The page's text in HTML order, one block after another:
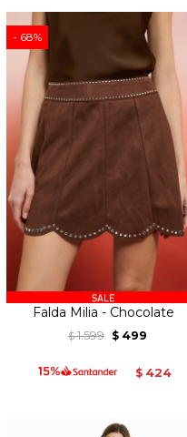
68
Falda Milia - Chocolate
$ 1.599 $ 499
$ 424